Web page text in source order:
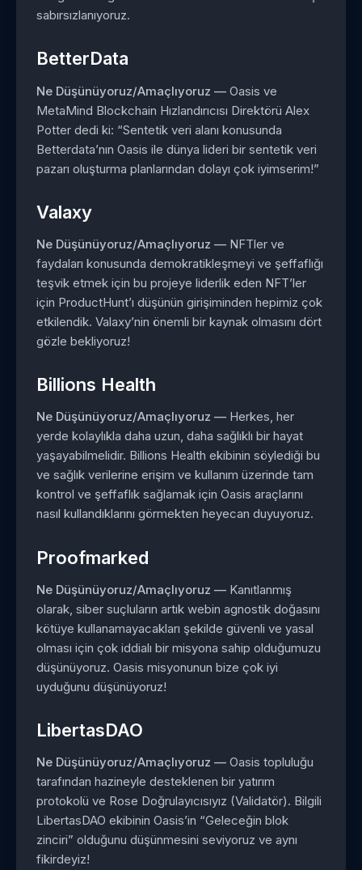
sabırsızlanıyoruz.
BetterData
Ne Düşünüyoruz/Amaçlıyoruz — Oasis ve
MetaMind Blockchain Hızlandırıcısı Direktörü Alex
Potter dedi ki: “Sentetik veri alanı konusunda
Betterdata’nın Oasis ile dünya lideri bir sentetik veri
pazarı oluşturma planlarından dolayı çok iyimserim!”
Valaxy
Ne Düşünüyoruz/Amaçlıyoruz — NFTler ve
faydaları konusunda demokratikleşmeyi ve şeffaflığı
teşvik etmek için bu projeye liderlik eden NFT’ler
için ProductHunt’ı düşünün girişiminden hepimiz çok
etkilendik. Valaxy’nin önemli bir kaynak olmasını dört
gözle bekliyoruz!
Billions Health
Ne Düşünüyoruz/Amaçlıyoruz — Herkes, her
yerde kolaylıkla daha uzun, daha sağlıklı bir hayat
yaşayabilmelidir. Billions Health ekibinin söylediği bu
ve sağlık verilerine erişim ve kullanım üzerinde tam
kontrol ve şeffaflık sağlamak için Oasis araçlarını
nasıl kullandıklarını görmekten heyecan duyuyoruz.
Proofmarked
Ne Düşünüyoruz/Amaçlıyoruz — Kanıtlanmış
olarak, siber suçluların artık webin agnostik doğasını
kötüye kullanamayacakları şekilde güvenli ve yasal
olması için çok iddialı bir misyona sahip olduğumuzu
düşünüyoruz. Oasis misyonunun bize çok iyi
uyduğunu düşünüyoruz!
LibertasDAO
Ne Düşünüyoruz/Amaçlıyoruz — Oasis topluluğu
tarafından hazineyle desteklenen bir yatırım
protokolü ve Rose Doğrulayıcısıyız (Validatör). Bilgili
LibertasDAO ekibinin Oasis’in “Geleceğin blok
zinciri” olduğunu düşünmesini seviyoruz ve aynı
fikirdeyiz!